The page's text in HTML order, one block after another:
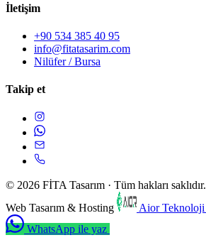
İletişim
+90 534 385 40 95
info@fitatasarim.com
Nilüfer / Bursa
Takip et
© 2026 FİTA Tasarım · Tüm hakları saklıdır.
Web Tasarım & Hosting
Aior Teknoloji
WhatsApp ile yaz